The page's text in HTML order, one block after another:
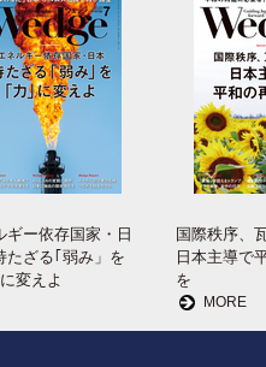
ギー依存国家・日
ざる｢弱み」を
変えよ
国際秩序
日本主導で
を
MORE